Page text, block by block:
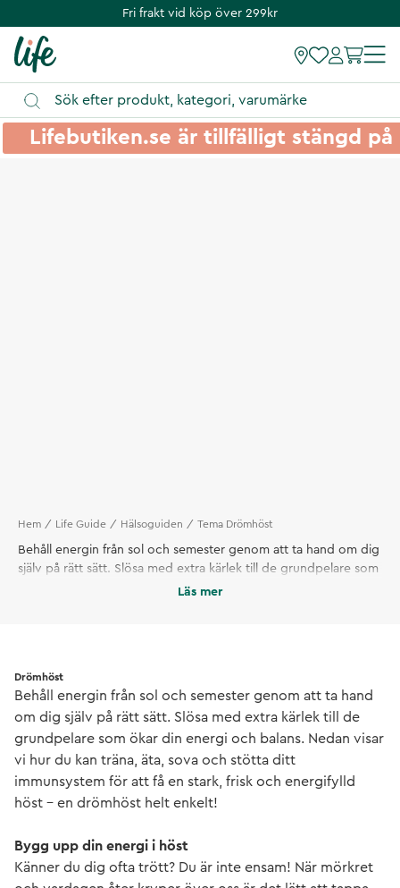
Fri frakt vid köp över 299kr
Lifebutiken.se är tillfälligt stängd
Hem Life Guide Hälsoguiden Tema Drömhöst
Behåll energin från sol och semester genom att ta hand om dig
själv på rätt sätt. Slösa med extra kärlek till de grundpelare som
ökar din energi och balans. Nedan visar vi hur du kan träna, äta,
Läs mer
Drömhöst
Behåll energin från sol och semester genom att ta hand
om dig själv på rätt sätt. Slösa med extra kärlek till de
grundpelare som ökar din energi och balans. Nedan visar
vi hur du kan träna, äta, sova och stötta ditt
immunsystem för att få en stark, frisk och energifylld
höst – en drömhöst helt enkelt!
Bygg upp din energi i höst
Känner du dig ofta trött? Du är inte ensam! När mörkret